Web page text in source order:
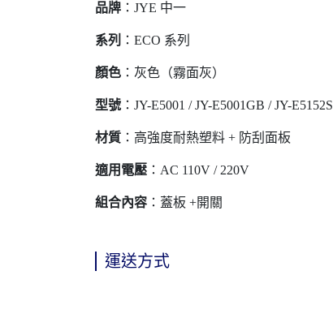
品牌 ：JYE 中一
系列 ：ECO 系列
顏色 ：灰色（霧面灰）
型號 ：JY-E5001 / JY-E5001GB / JY-E5152S
材質 ：高強度耐熱塑料 + 防刮面板
適用電壓 ：AC 110V / 220V
組合內容 ：蓋板 +開關
運送方式